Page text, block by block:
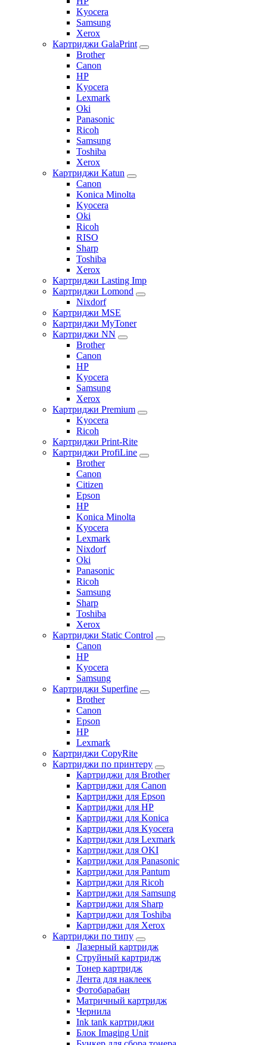
Kyocera
Samsung
Xerox
Картриджи GalaPrint
Brother
Canon
HP
Kyocera
Lexmark
Oki
Panasonic
Ricoh
Samsung
Toshiba
Xerox
Картриджи Katun
Canon
Konica Minolta
Kyocera
Oki
Ricoh
RISO
Sharp
Toshiba
Xerox
Картриджи Lasting Imp
Картриджи Lomond
Nixdorf
Картриджи MSE
Картриджи MyToner
Картриджи NN
Brother
Canon
HP
Kyocera
Samsung
Xerox
Картриджи Premium
Kyocera
Ricoh
Картриджи Print-Rite
Картриджи ProfiLine
Brother
Canon
Citizen
Epson
HP
Konica Minolta
Kyocera
Lexmark
Nixdorf
Oki
Panasonic
Ricoh
Samsung
Sharp
Toshiba
Xerox
Картриджи Static Control
Canon
HP
Kyocera
Samsung
Картриджи Superfine
Brother
Canon
Epson
HP
Lexmark
Картриджи CopyRite
Картриджи по принтеру
Картриджи для Brother
Картриджи для Canon
Картриджи для Epson
Картриджи для HP
Картриджи для Konica
Картриджи для Kyocera
Картриджи для Lexmark
Картриджи для OKI
Картриджи для Panasonic
Картриджи для Pantum
Картриджи для Ricoh
Картриджи для Samsung
Картриджи для Sharp
Картриджи для Toshiba
Картриджи для Xerox
Картриджи по типу
Лазерный картридж
Струйный картридж
Тонер картридж
Лента для наклеек
Фотобарабан
Матричный картридж
Чернила
Ink tank картриджи
Блок Imaging Unit